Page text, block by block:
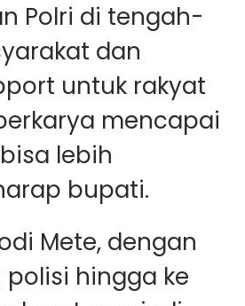
Polri di tengah-
dan
untuk rakyat
mencapai
lebih
bupati.
Mete, dengan
hingga ke